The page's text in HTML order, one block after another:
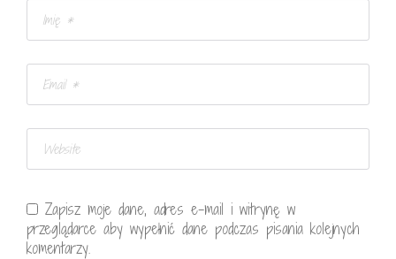
Zapisz moje dane, adres e-mail i witrynę w
przeglądarce aby wypełnić dane podczas pisania kolejnych
komentarzy.